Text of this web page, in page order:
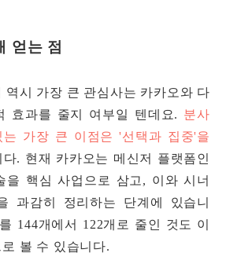
얻는 점
역시 가장 큰 관심사는 카카오와 다
효과를 줄지 여부일 텐데요. 분사
가장 큰 이점은 '선택과 집중'을
다. 현재 카카오는 메신저 플랫폼인
을 핵심 사업으로 삼고, 이와 시너
과감히 정리하는 단계에 있습니
144개에서 122개로 줄인 것도 이
볼 수 있습니다.